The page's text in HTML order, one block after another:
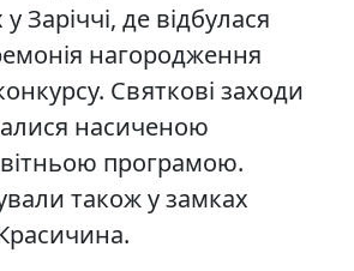
Заріччі, де відбулася
нагородження
Святкові заходи
насиченою
програмою.
також у замках